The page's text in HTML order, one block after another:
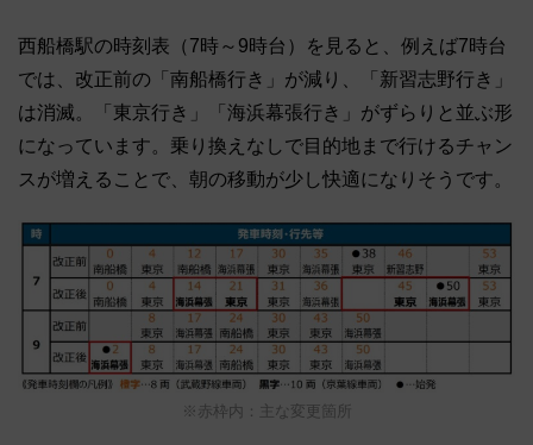
西船橋駅の時刻表（7時～9時台）を見ると、例えば7時台
では、改正前の「南船橋行き」が減り、「新習志野行き」
は消滅。「東京行き」「海浜幕張行き」がずらりと並ぶ形
になっています。乗り換えなしで目的地まで行けるチャン
スが増えることで、朝の移動が少し快適になりそうです。
※赤枠内：主な変更箇所